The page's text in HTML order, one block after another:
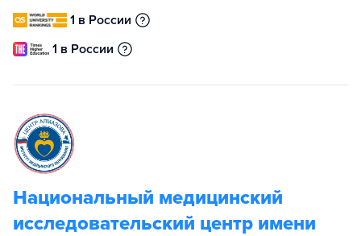
1 в России
1 в России
Национальный медицинский
исследовательский центр имени